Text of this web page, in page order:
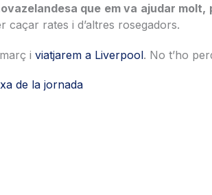
que em va ajudar
rates i d’altres rosegadors.
i viatjarem a Liverpool. No t’ho
de la jornada